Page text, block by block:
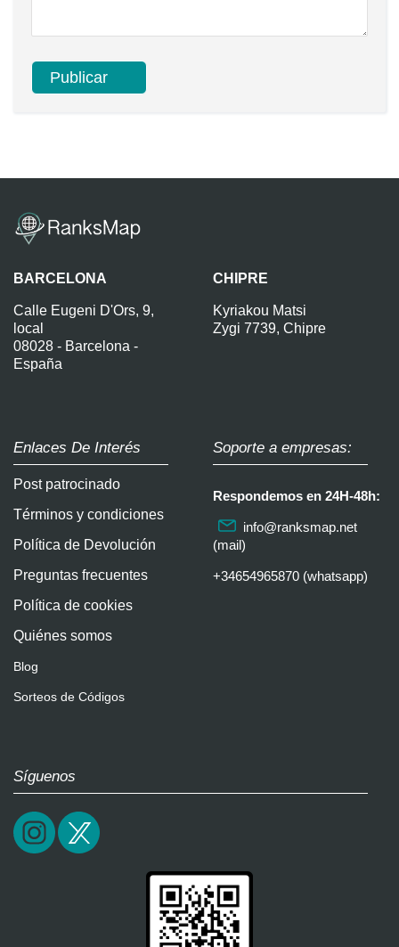
BARCELONA
Calle Eugeni D'Ors, 9,
local
08028 - Barcelona -
España
CHIPRE
Kyriakou Matsi
Zygi 7739, Chipre
Enlaces De Interés
Post patrocinado
Términos y condiciones
Política de Devolución
Preguntas frecuentes
Política de cookies
Quiénes somos
Blog
Sorteos de Códigos
Soporte a empresas:
Respondemos en 24H-48h:
info@ranksmap.net
(mail)
+34654965870 (whatsapp)
Síguenos